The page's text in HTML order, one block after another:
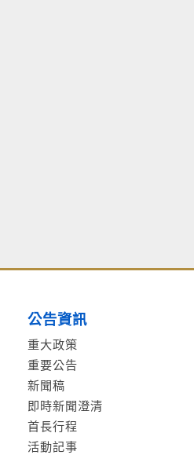
公告資訊
重大政策
重要公告
新聞稿
即時新聞澄清
首長行程
活動記事